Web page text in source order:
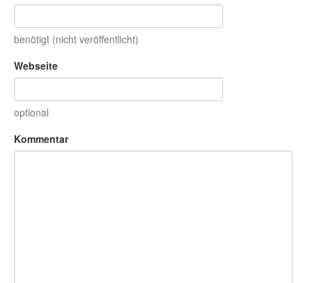
benötigt (nicht veröffentlicht)
Webseite
optional
Kommentar